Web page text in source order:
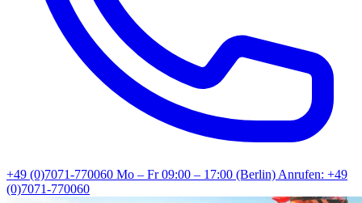
+49 (0)7071-770060 Mo – Fr 09:00 – 17:00 (Berlin)Anrufen: +49
(0)7071-770060